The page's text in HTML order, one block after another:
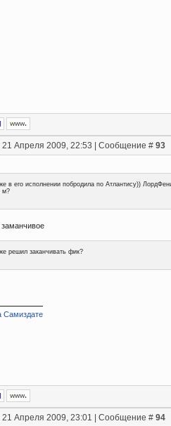
21 Апреля 2009, 22:53 | Сообщение # 93
в его исполнении побродила по Атлантису))
м?
решил заканчивать фик?
Самиздате
21 Апреля 2009, 23:01 | Сообщение # 94